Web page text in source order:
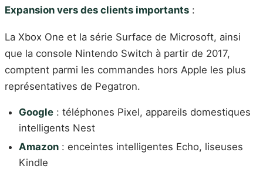
Expansion vers des clients importants :
La Xbox One et la série Surface de Microsoft, ainsi
que la console Nintendo Switch à partir de 2017,
comptent parmi les commandes hors Apple les plus
représentatives de Pegatron.
Google : téléphones Pixel, appareils domestiques
intelligents Nest
Amazon : enceintes intelligentes Echo, liseuses
Kindle